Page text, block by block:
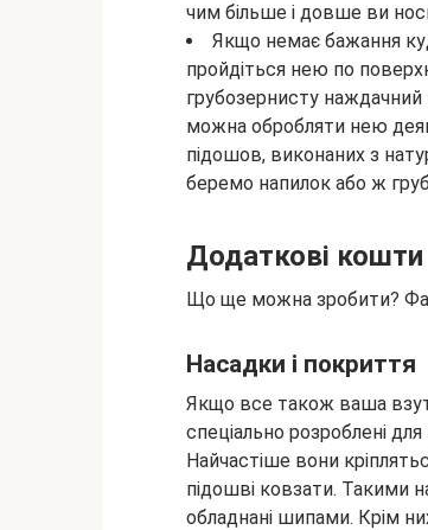
чим більше і довше ви
Якщо немає бажання
пройдіться нею по
грубозернисту наждачний
можна обробляти нею
підошов, виконаних з
беремо напилок або ж
Додаткові кошти
Що ще можна зробити?
Насадки і покриття
Якщо все також ваша
спеціально розроблені
Найчастіше вони
підошві ковзати. Такими
обладнані шипами. Крім